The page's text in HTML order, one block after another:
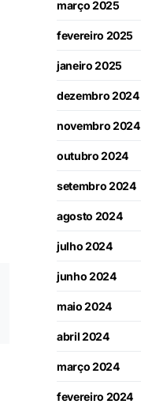
março 2025
fevereiro 2025
janeiro 2025
dezembro 2024
novembro 2024
outubro 2024
setembro 2024
agosto 2024
julho 2024
junho 2024
maio 2024
abril 2024
março 2024
fevereiro 2024